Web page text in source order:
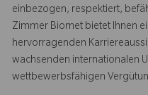
einbezogen, respektiert,
Zimmer Biomet bietet Ihnen
hervorragenden
wachsenden internationalen
wettbewerbsfähigen